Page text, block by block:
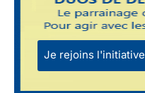
Je rejoins l'initiative